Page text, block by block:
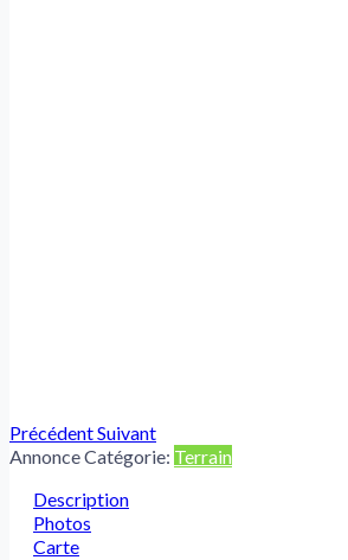
PrécédentSuivant
Annonce Catégorie: Terrain
Description
Photos
Carte